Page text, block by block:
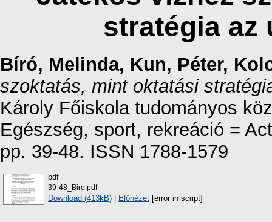
stratégia az
Bíró, Melinda, Kun, Péter,
szoktatás, mint oktatási
Károly Főiskola tudományos
Egészség, sport, rekreáció =
pp. 39-48. ISSN 1788-1579
pdf
39-48_Biro.pdf
Download (413kB) | Előnézet [error in script]